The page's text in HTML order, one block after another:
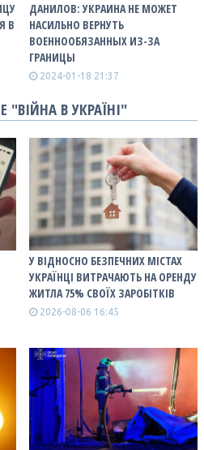
В
ДАНИЛОВ: УКРАИНА НЕ МОЖЕТ
НАСИЛЬНО ВЕРНУТЬ
ВОЕННООБЯЗАННЫХ ИЗ-ЗА
ГРАНИЦЫ
2024-01-18 21:37
"ВІЙНА В УКРАЇНІ"
У ВІДНОСНО БЕЗПЕЧНИХ МІСТАХ
УКРАЇНЦІ ВИТРАЧАЮТЬ НА ОРЕНДУ
ЖИТЛА 75% СВОЇХ ЗАРОБІТКІВ
2026-08-06 16:45